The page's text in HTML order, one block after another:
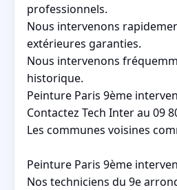
professionnels.
Nous intervenons
extérieures garanties.
Nous intervenons
historique.
Peinture Paris 9ème
Contactez Tech Inter au 09
Les communes voisines
Peinture Paris 9ème
Nos techniciens du 9e